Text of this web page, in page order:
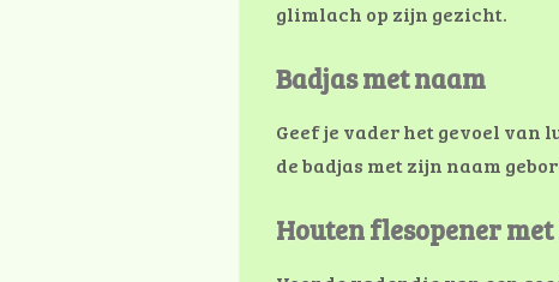
glimlach op zijn gezicht.
Badjas met naam
Geef je vader het gevoel van
de badjas met zijn naam
Houten flesopener